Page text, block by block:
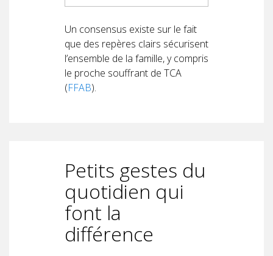
Un consensus existe sur le fait
que des repères clairs sécurisent
l’ensemble de la famille, y compris
le proche souffrant de TCA
(FFAB).
Petits gestes du
quotidien qui
font la
différence